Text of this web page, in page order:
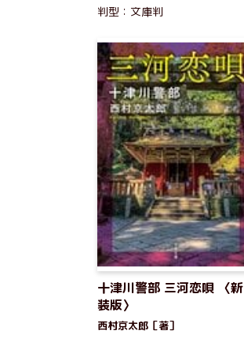
判型：文庫判
十津川警部 三河恋唄 〈新
装版〉
西村京太郎［著］